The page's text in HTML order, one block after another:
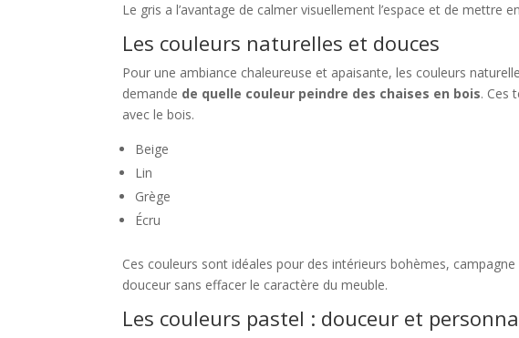
Le gris a l’avantage de calmer visuellement l’espace et de mettre
Les couleurs naturelles et douces
Pour une ambiance chaleureuse et apaisante, les couleurs
demande de quelle couleur peindre des chaises en bois. Ces
avec le bois.
Beige
Lin
Grège
Écru
Ces couleurs sont idéales pour des intérieurs bohèmes,
douceur sans effacer le caractère du meuble.
Les couleurs pastel : douceur et